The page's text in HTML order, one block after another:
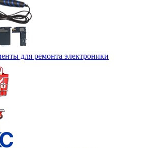
для ремонта электроники